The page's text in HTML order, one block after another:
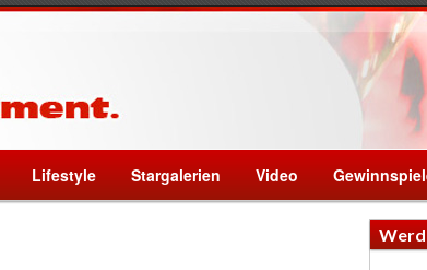
Lifestyle Stargalerien Video